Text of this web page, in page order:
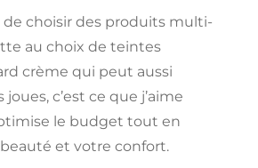
de choisir des produits multi-
au choix de teintes
crème qui peut aussi
joues, c’est ce que j’aime
le budget tout en
et votre confort.